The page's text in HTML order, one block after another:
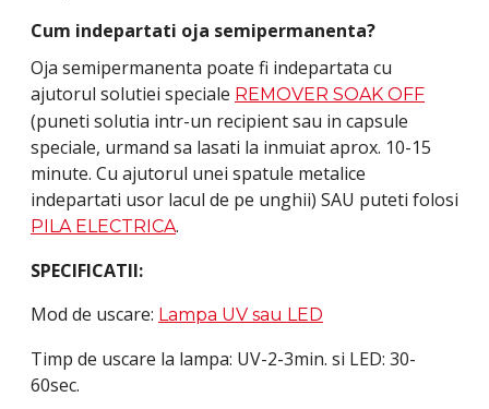
Cum indepartati oja semipermanenta?
Oja semipermanenta poate fi indepartata cu
ajutorul solutiei speciale REMOVER SOAK OFF
(puneti solutia intr-un recipient sau in capsule
speciale, urmand sa lasati la inmuiat aprox. 10-15
minute. Cu ajutorul unei spatule metalice
indepartati usor lacul de pe unghii) SAU puteti folosi
PILA ELECTRICA.
SPECIFICATII:
Mod de uscare: Lampa UV sau LED
Timp de uscare la lampa: UV-2-3min. si LED: 30-
60sec.